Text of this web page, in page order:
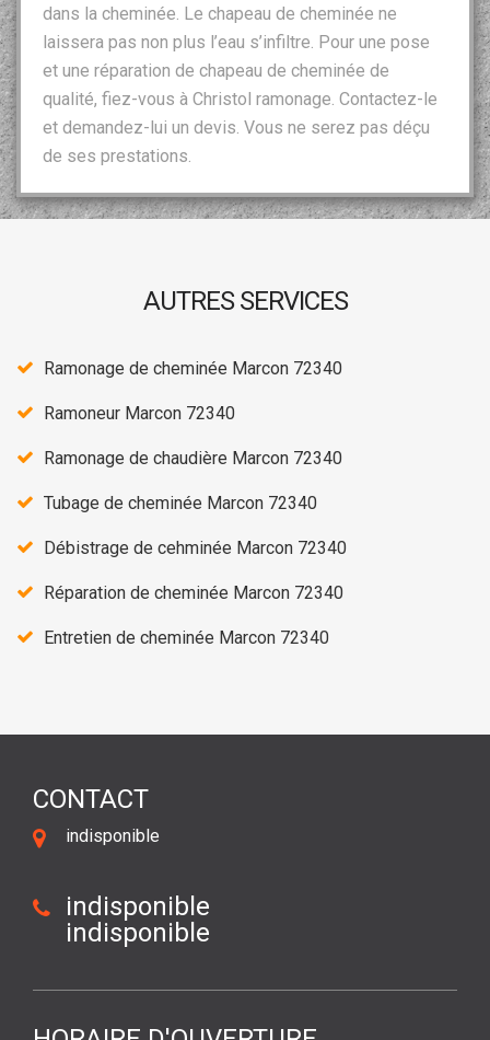
dans la cheminée. Le chapeau de cheminée ne
laissera pas non plus l’eau s’infiltre. Pour une pose
et une réparation de chapeau de cheminée de
qualité, fiez-vous à Christol ramonage. Contactez-le
et demandez-lui un devis. Vous ne serez pas déçu
de ses prestations.
AUTRES SERVICES
Ramonage de cheminée Marcon 72340
Ramoneur Marcon 72340
Ramonage de chaudière Marcon 72340
Tubage de cheminée Marcon 72340
Débistrage de cehminée Marcon 72340
Réparation de cheminée Marcon 72340
Entretien de cheminée Marcon 72340
CONTACT
indisponible
indisponible
indisponible